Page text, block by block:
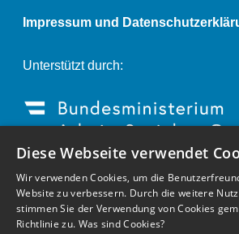
Impressum und
Unterstützt durch:
Diese Webseite verwendet
Wir verwenden Cookies, um die
Website zu verbessern. Durch die weitere
stimmen Sie der Verwendung von Cookies
Richtlinie zu. Was sind Cookies?